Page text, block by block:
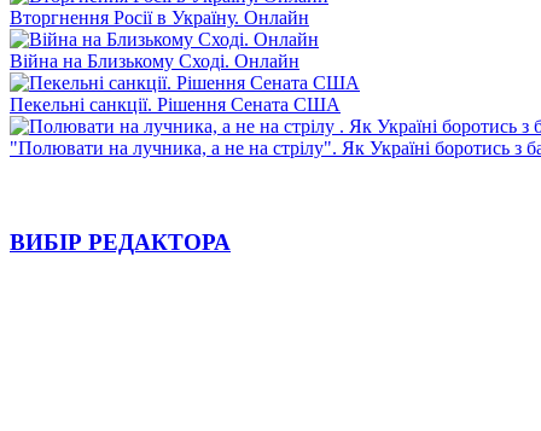
Вторгнення Росії в Україну. Онлайн
Війна на Близькому Сході. Онлайн
Пекельні санкції. Рішення Сената США
"Полювати на лучника, а не на стрілу". Як Україні боротись з
ВИБІР РЕДАКТОРА